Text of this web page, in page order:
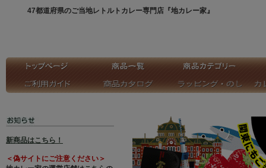
47都道府県のご当地レトルトカレー専門店『地カレー家』
新商品はこちら！
＜偽サイトにご注意ください＞